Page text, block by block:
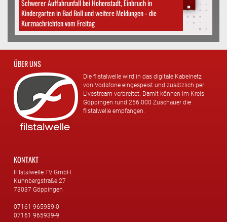
Schwerer Auffahrunfall bei Hohenstadt, Einbruch in
Kindergarten in Bad Boll und weitere Meldungen - die
Kurznachrichten vom Freitag
ÜBER UNS
Die filstalwelle wird in das digitale Kabelnetz
von Vodafone eingespeist und zusätzlich per
Livestream verbreitet. Damit können im Kreis
Göppingen rund 256.000 Zuschauer die
filstalwelle empfangen.
KONTAKT
Filstalwelle TV GmbH
Kuhnbergstraße 27
73037 Göppingen
07161 965939-0
07161 965939-9